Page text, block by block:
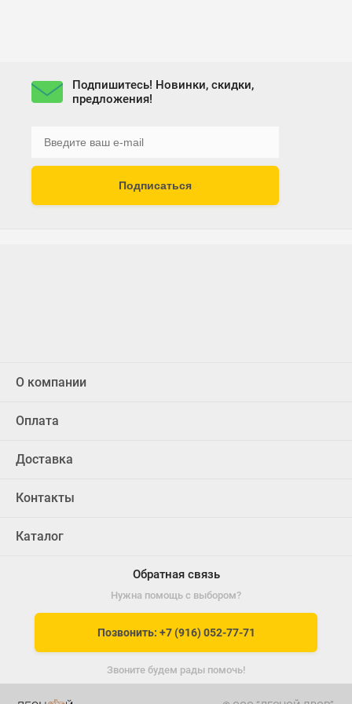
Подпишитесь! Новинки, скидки,
предложения!
Подписаться
О компании
Оплата
Доставка
Контакты
Каталог
Обратная связь
Нужна помощь с выбором?
Позвонить: +7 (916) 052-77-71
Звоните будем рады помочь!